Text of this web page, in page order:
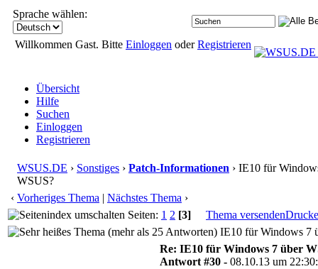
Sprache wählen:
Willkommen Gast. Bitte Einloggen oderRegistrieren
Übersicht
Hilfe
Suchen
Einloggen
Registrieren
WSUS.DE › Sonstiges › Patch-Informationen › IE10 für
WSUS?
‹ Vorheriges Thema | Nächstes Thema ›
Seiten: 1 2 [3] Thema versenden
IE10 für Windows 7
Re: IE10 für Windows 7 über
Antwort #30 - 08.10.13 um